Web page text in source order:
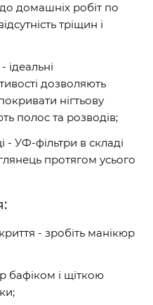
домашніх робіт по
тріщин і
ідеальні
дозволяють
нігтьову
полос та розводів;
- УФ-фільтри в складі
протягом усього
- зробіть манікюр
бафіком і щіткою